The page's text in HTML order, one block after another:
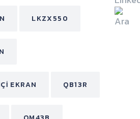
LKZX550
EKRAN QB13R